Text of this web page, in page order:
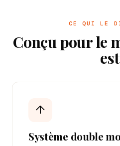
CE QUI LE
Conçu pour le
↑
Système double